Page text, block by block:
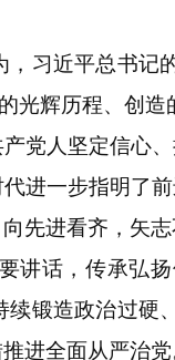
近平总书记
光辉历程、创
党人坚定信心
进一步指明了
先进看齐，矢志
话，传承弘扬
锻造政治过硬
进全面从严治党